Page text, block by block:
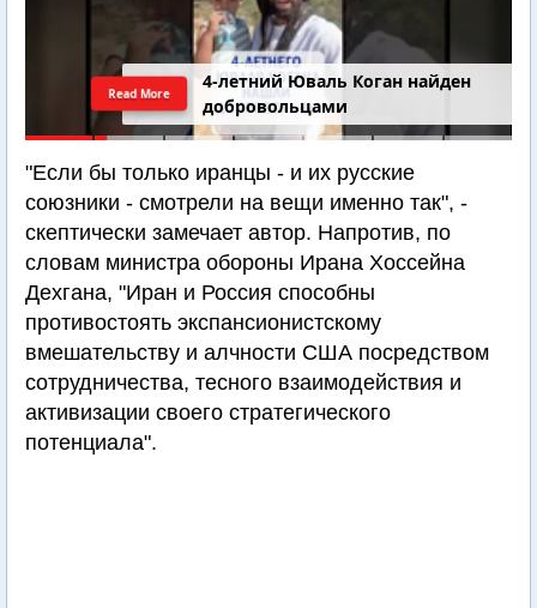
4-летний Юваль Коган найден
добровольцами
Read More
"Если бы только иранцы - и их русские
союзники - смотрели на вещи именно так", -
скептически замечает автор. Напротив, по
словам министра обороны Ирана Хоссейна
Дехгана, "Иран и Россия способны
противостоять экспансионистскому
вмешательству и алчности США посредством
сотрудничества, тесного взаимодействия и
активизации своего стратегического
потенциала".